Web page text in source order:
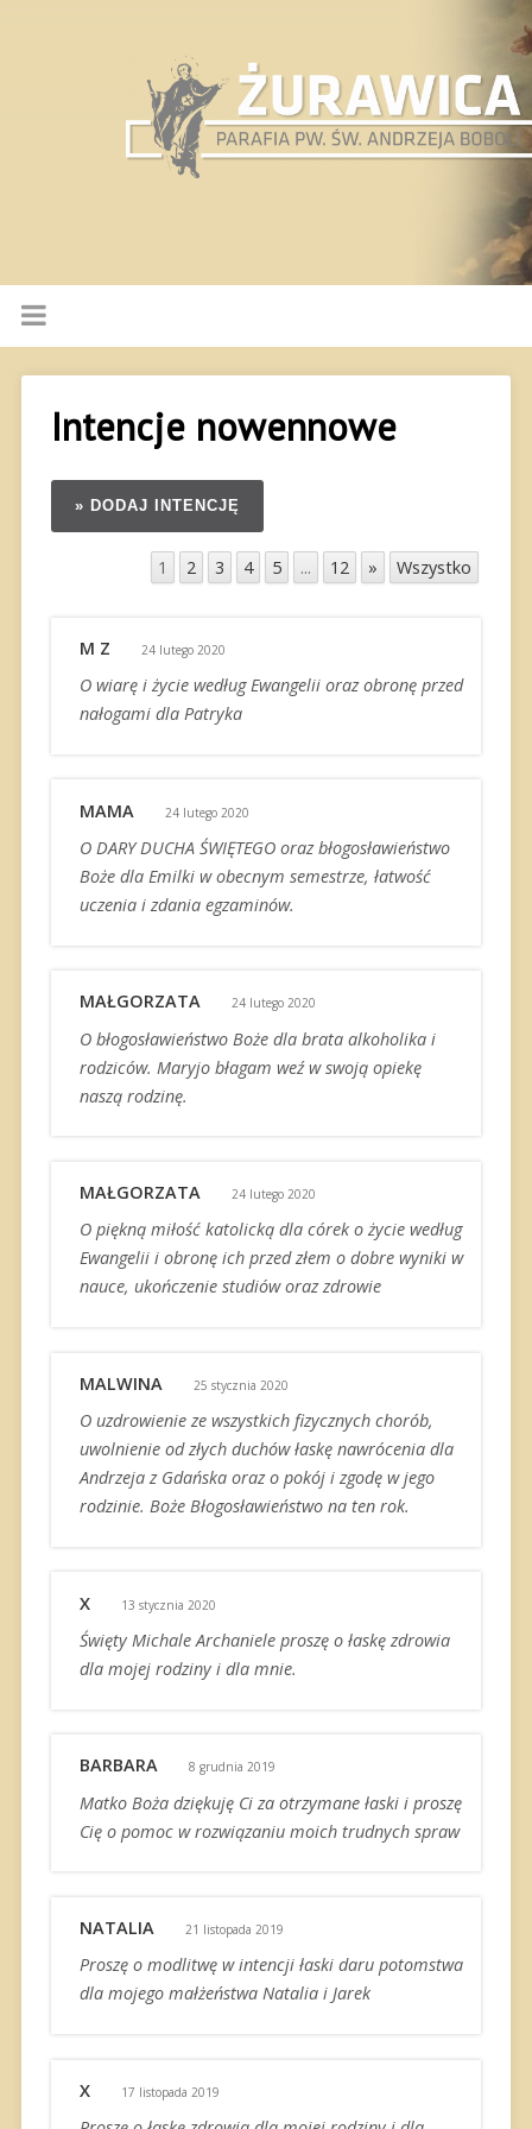
Intencje nowennowe
1 2 3 4 5 ... 12 » Wszystko
M Z 24 lutego 2020
O wiarę i życie według Ewangelii oraz obronę przed
nałogami dla Patryka
MAMA 24 lutego 2020
O DARY DUCHA ŚWIĘTEGO oraz błogosławieństwo
Boże dla Emilki w obecnym semestrze, łatwość
uczenia i zdania egzaminów.
MAŁGORZATA 24 lutego 2020
O błogosławieństwo Boże dla brata alkoholika i
rodziców. Maryjo błagam weź w swoją opiekę
naszą rodzinę.
MAŁGORZATA 24 lutego 2020
O piękną miłość katolicką dla córek o życie według
Ewangelii i obronę ich przed złem o dobre wyniki w
nauce, ukończenie studiów oraz zdrowie
MALWINA 25 stycznia 2020
O uzdrowienie ze wszystkich fizycznych chorób,
uwolnienie od złych duchów łaskę nawrócenia dla
Andrzeja z Gdańska oraz o pokój i zgodę w jego
rodzinie. Boże Błogosławieństwo na ten rok.
X 13 stycznia 2020
Święty Michale Archaniele proszę o łaskę zdrowia
dla mojej rodziny i dla mnie.
BARBARA 8 grudnia 2019
Matko Boża dziękuję Ci za otrzymane łaski i proszę
Cię o pomoc w rozwiązaniu moich trudnych spraw
NATALIA 21 listopada 2019
Proszę o modlitwę w intencji łaski daru potomstwa
dla mojego małżeństwa Natalia i Jarek
X 17 listopada 2019